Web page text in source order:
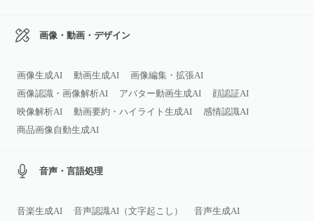
画像・動画・デザイン
画像生成AI 動画生成AI
画像編集・拡張AI
画像認識・画像解析AI
アバター動画生成AI
顔認証AI
映像解析AI
動画要約・ハイライト生成AI
感情認識AI
商品画像自動生成AI
音声・言語処理
音楽生成AI 音声認識AI（文字起こし） 音声生成AI